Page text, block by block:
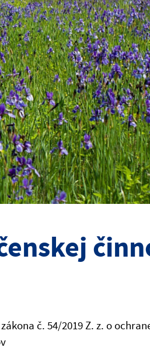
č. 54/2019 Z. z. o